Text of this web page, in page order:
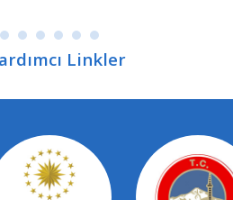
İstenen Belgeler
dilekçe örneği için lütfen
Linkler